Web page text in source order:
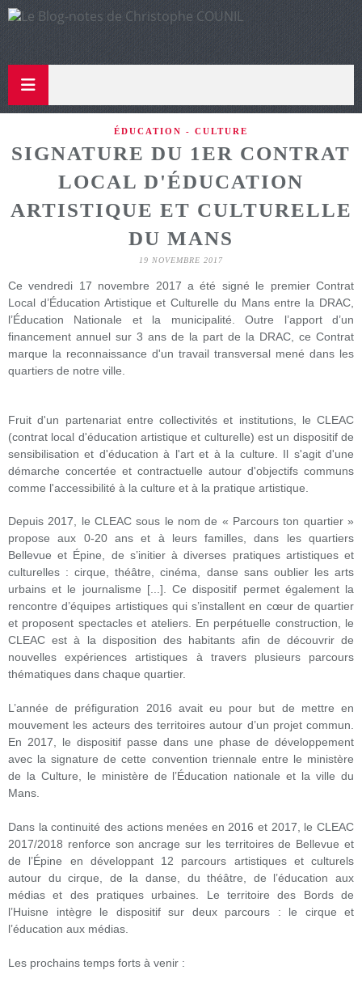
ÉDUCATION - CULTURE
SIGNATURE DU 1ER CONTRAT
LOCAL D'ÉDUCATION
ARTISTIQUE ET CULTURELLE
DU MANS
19 NOVEMBRE 2017
Ce vendredi 17 novembre 2017 a été signé le premier Contrat
Local d’Éducation Artistique et Culturelle du Mans entre la DRAC,
l’Éducation Nationale et la municipalité. Outre l’apport d’un
financement annuel sur 3 ans de la part de la DRAC, ce Contrat
marque la reconnaissance d'un travail transversal mené dans les
quartiers de notre ville.
Fruit d'un partenariat entre collectivités et institutions, le CLEAC
(contrat local d'éducation artistique et culturelle) est un dispositif de
sensibilisation et d'éducation à l'art et à la culture. Il s'agit d'une
démarche concertée et contractuelle autour d'objectifs communs
comme l'accessibilité à la culture et à la pratique artistique.
Depuis 2017, le CLEAC sous le nom de « Parcours ton quartier »
propose aux 0-20 ans et à leurs familles, dans les quartiers
Bellevue et Épine, de s’initier à diverses pratiques artistiques et
culturelles : cirque, théâtre, cinéma, danse sans oublier les arts
urbains et le journalisme [...]. Ce dispositif permet également la
rencontre d’équipes artistiques qui s’installent en cœur de quartier
et proposent spectacles et ateliers. En perpétuelle construction, le
CLEAC est à la disposition des habitants afin de découvrir de
nouvelles expériences artistiques à travers plusieurs parcours
thématiques dans chaque quartier.
L’année de préfiguration 2016 avait eu pour but de mettre en
mouvement les acteurs des territoires autour d’un projet commun.
En 2017, le dispositif passe dans une phase de développement
avec la signature de cette convention triennale entre le ministère
de la Culture, le ministère de l’Éducation nationale et la ville du
Mans.
Dans la continuité des actions menées en 2016 et 2017, le CLEAC
2017/2018 renforce son ancrage sur les territoires de Bellevue et
de l’Épine en développant 12 parcours artistiques et culturels
autour du cirque, de la danse, du théâtre, de l’éducation aux
médias et des pratiques urbaines. Le territoire des Bords de
l’Huisne intègre le dispositif sur deux parcours : le cirque et
l’éducation aux médias.
Les prochains temps forts à venir :